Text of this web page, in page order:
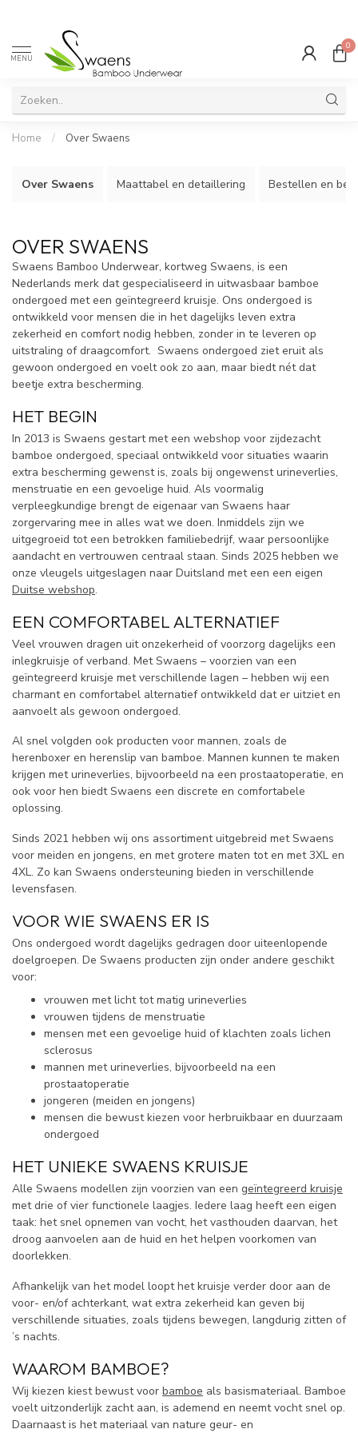
MENU
0
Home / Over Swaens
Over Swaens Maattabel en detaillering Bestellen en
OVER SWAENS
Swaens Bamboo Underwear, kortweg Swaens, is een
Nederlands merk dat gespecialiseerd in uitwasbaar bamboe
ondergoed met een geïntegreerd kruisje. Ons ondergoed is
ontwikkeld voor mensen die in het dagelijks leven extra
zekerheid en comfort nodig hebben, zonder in te leveren op
uitstraling of draagcomfort. Swaens ondergoed ziet eruit als
gewoon ondergoed en voelt ook zo aan, maar biedt nét dat
beetje extra bescherming.
HET BEGIN
In 2013 is Swaens gestart met een webshop voor zijdezacht
bamboe ondergoed, speciaal ontwikkeld voor situaties waarin
extra bescherming gewenst is, zoals bij ongewenst urineverlies,
menstruatie en een gevoelige huid. Als voormalig
verpleegkundige brengt de eigenaar van Swaens haar
zorgervaring mee in alles wat we doen. Inmiddels zijn we
uitgegroeid tot een betrokken familiebedrijf, waar persoonlijke
aandacht en vertrouwen centraal staan. Sinds 2025 hebben we
onze vleugels uitgeslagen naar Duitsland met een een eigen
Duitse webshop.
EEN COMFORTABEL ALTERNATIEF
Veel vrouwen dragen uit onzekerheid of voorzorg dagelijks een
inlegkruisje of verband. Met Swaens – voorzien van een
geïntegreerd kruisje met verschillende lagen – hebben wij een
charmant en comfortabel alternatief ontwikkeld dat er uitziet en
aanvoelt als gewoon ondergoed.
Al snel volgden ook producten voor mannen, zoals de
herenboxer en herenslip van bamboe. Mannen kunnen te maken
krijgen met urineverlies, bijvoorbeeld na een prostaatoperatie, en
ook voor hen biedt Swaens een discrete en comfortabele
oplossing.
Sinds 2021 hebben wij ons assortiment uitgebreid met Swaens
voor meiden en jongens, en met grotere maten tot en met 3XL en
4XL. Zo kan Swaens ondersteuning bieden in verschillende
levensfasen.
VOOR WIE SWAENS ER IS
Ons ondergoed wordt dagelijks gedragen door uiteenlopende
doelgroepen. De Swaens producten zijn onder andere geschikt
voor:
vrouwen met licht tot matig urineverlies
vrouwen tijdens de menstruatie
mensen met een gevoelige huid of klachten zoals lichen
sclerosus
mannen met urineverlies, bijvoorbeeld na een
prostaatoperatie
jongeren (meiden en jongens)
mensen die bewust kiezen voor herbruikbaar en duurzaam
ondergoed
HET UNIEKE SWAENS KRUISJE
Alle Swaens modellen zijn voorzien van een geïntegreerd kruisje
met drie of vier functionele laagjes. Iedere laag heeft een eigen
taak: het snel opnemen van vocht, het vasthouden daarvan, het
droog aanvoelen aan de huid en het helpen voorkomen van
doorlekken.
Afhankelijk van het model loopt het kruisje verder door aan de
voor- en/of achterkant, wat extra zekerheid kan geven bij
verschillende situaties, zoals tijdens bewegen, langdurig zitten of
’s nachts.
WAAROM BAMBOE?
Wij kiezen kiest bewust voor bamboe als basismateriaal. Bamboe
voelt uitzonderlijk zacht aan, is ademend en neemt vocht snel op.
Daarnaast is het materiaal van nature geur- en